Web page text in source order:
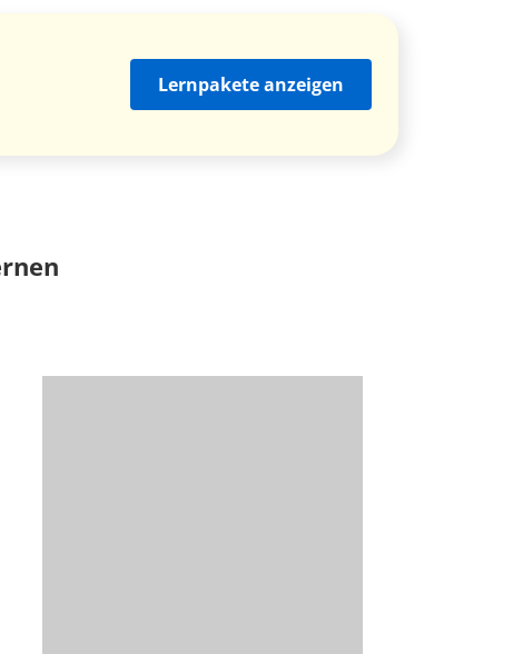
Lernpakete anzeigen